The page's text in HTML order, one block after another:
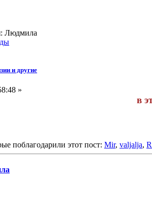
Людмила
и другие
»
в
поблагодарили этот пост: Mir, valjalja,